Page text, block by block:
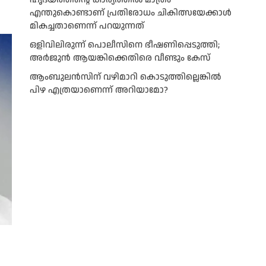
എന്തുകൊണ്ടാണ് പ്രതിരോധം ചികിത്സയേക്കാൾ
മികച്ചതാണെന്ന് പറയുന്നത്
ഒളിവിലിരുന്ന് പൊലീസിനെ ഭീഷണിപ്പെടുത്തി;
അർജുൻ ആയങ്കിക്കെതിരെ വീണ്ടും കേസ്
ആംബുലന്‍സിന് വഴിമാറി കൊടുത്തില്ലെങ്കില്‍
പിഴ എത്രയാണെന്ന് അറിയാമോ?